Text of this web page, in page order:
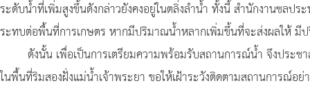
ระดับน้ำที่เพิ่มสูงขึ้นดังกล่าวยังคงอยู่ในตลิ่งลำน้ำ ทั้งนี้ สำนักงานชลป
ระทบต่อพื้นที่การเกษตร หากมีปริมาณน้ำหลากเพิ่มขึ้นที่จะส่งผลให้ มี
ดังนั้น เพื่อเป็นการเตรียมความพร้อมรับสถานการณ์น้ำ จึงประชา
ในพื้นที่ริมสองฝั่งแม่น้ำเจ้าพระยา ขอให้เฝ้าระวังติดตามสถานการณ์อย่